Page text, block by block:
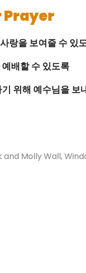
Prayer
랑을 보여줄 수 있
배할 수 있도록
위해 예수님을 보
Molly Wall,